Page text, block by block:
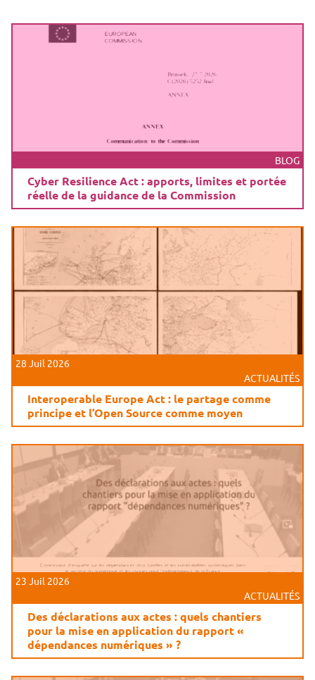
BLOG
Cyber Resilience Act : apports, limites et portée
réelle de la guidance de la Commission
28 Juil 2026
ACTUALITÉS
Interoperable Europe Act : le partage comme
principe et l’Open Source comme moyen
23 Juil 2026
ACTUALITÉS
Des déclarations aux actes : quels chantiers
pour la mise en application du rapport «
dépendances numériques » ?